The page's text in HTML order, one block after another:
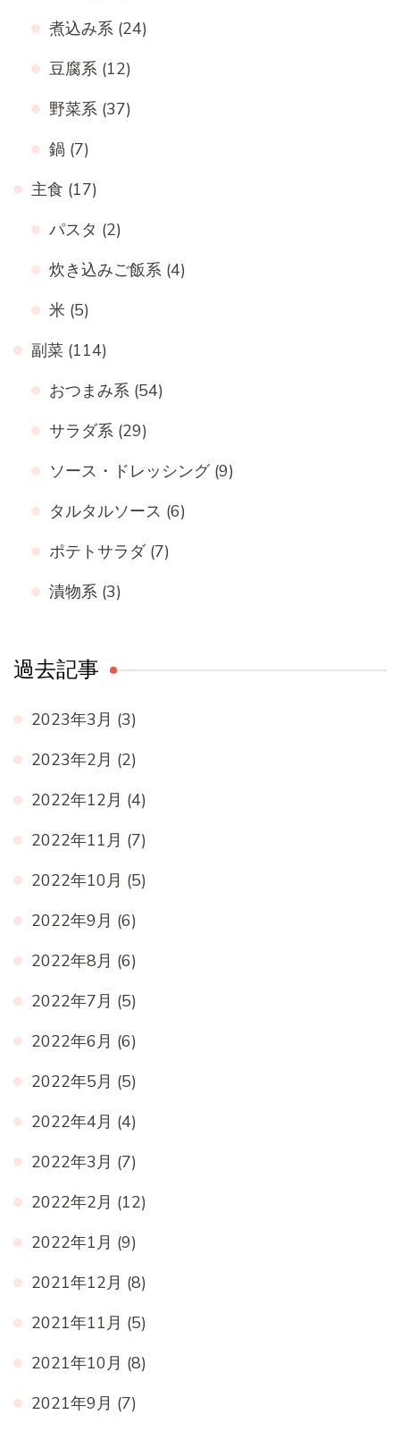
煮込み系 (24)
豆腐系 (12)
野菜系 (37)
鍋 (7)
主食 (17)
パスタ (2)
炊き込みご飯系 (4)
米 (5)
副菜 (114)
おつまみ系 (54)
サラダ系 (29)
ソース・ドレッシング(9)
タルタルソース (6)
ポテトサラダ (7)
漬物系 (3)
過去記事
2023年3月 (3)
2023年2月 (2)
2022年12月 (4)
2022年11月 (7)
2022年10月 (5)
2022年9月 (6)
2022年8月 (6)
2022年7月 (5)
2022年6月 (6)
2022年5月 (5)
2022年4月 (4)
2022年3月 (7)
2022年2月 (12)
2022年1月 (9)
2021年12月 (8)
2021年11月 (5)
2021年10月 (8)
2021年9月 (7)